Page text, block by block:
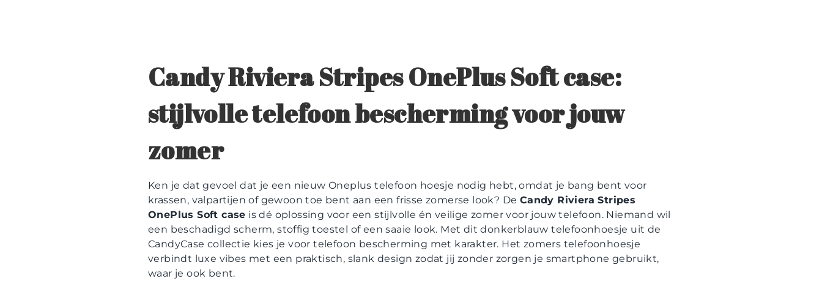
Candy Riviera Stripes OnePlus Soft case:
stijlvolle telefoon bescherming voor jouw
zomer
Ken je dat gevoel dat je een nieuw Oneplus telefoon hoesje nodig hebt, omdat je bang bent voor
krassen, valpartijen of gewoon toe bent aan een frisse zomerse look? De Candy Riviera Stripes
OnePlus Soft case is dé oplossing voor een stijlvolle én veilige zomer voor jouw telefoon. Niemand wil
een beschadigd scherm, stoffig toestel of een saaie look. Met dit donkerblauw telefoonhoesje uit de
CandyCase collectie kies je voor telefoon bescherming met karakter. Het zomers telefoonhoesje
verbindt luxe vibes met een praktisch, slank design zodat jij zonder zorgen je smartphone gebruikt,
waar je ook bent.